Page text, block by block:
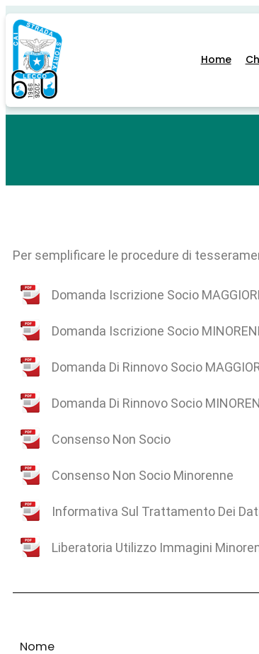
Home
Per semplificare le procedure di
Domanda Iscrizione Socio
Domanda Iscrizione Socio
Domanda Di Rinnovo Socio
Domanda Di Rinnovo Socio
Consenso Non Socio
Consenso Non Socio Minorenne
Informativa Sul Trattamento Dei
Liberatoria Utilizzo Immagini
Nome